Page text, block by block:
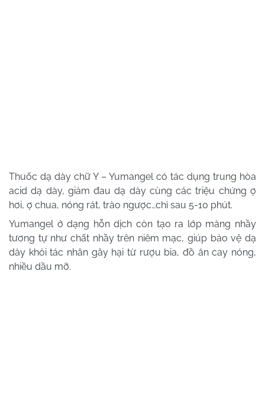
Thuốc dạ dày chữ Y – Yumangel có tác dụng trung hòa
acid dạ dày, giảm đau dạ dày cùng các triệu chứng ợ
hơi, ợ chua, nóng rát, trào ngược…chỉ sau 5-10 phút.
Yumangel ở dạng hỗn dịch còn tạo ra lớp màng nhầy
tương tự như chất nhầy trên niêm mạc, giúp bảo vệ dạ
dày khỏi tác nhân gây hại từ rượu bia, đồ ăn cay nóng,
nhiều dầu mỡ.